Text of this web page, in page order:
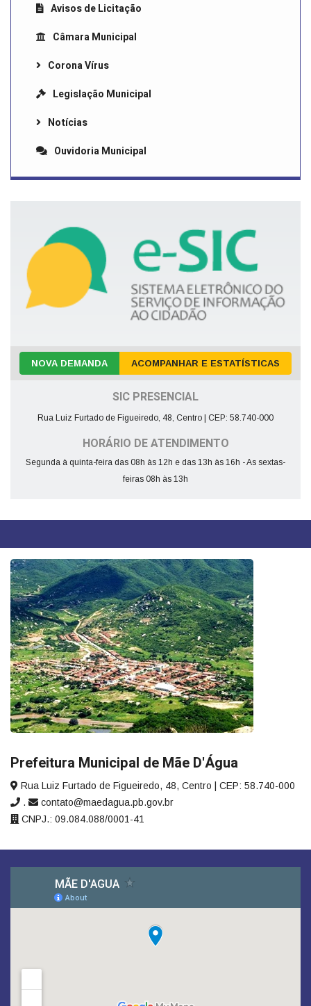
Avisos de Licitação
Câmara Municipal
Corona Vírus
Legislação Municipal
Notícias
Ouvidoria Municipal
NOVA DEMANDA ACOMPANHAR E ESTATÍSTICAS
SIC PRESENCIAL
Rua Luiz Furtado de Figueiredo, 48, Centro | CEP: 58.740-000
HORÁRIO DE ATENDIMENTO
Segunda à quinta-feira das 08h às 12h e das 13h às 16h - As sextas-
feiras 08h às 13h
Prefeitura Municipal de Mãe D'Água
Rua Luiz Furtado de Figueiredo, 48, Centro | CEP: 58.740-000
.
contato@maedagua.pb.gov.br
CNPJ.: 09.084.088/0001-41